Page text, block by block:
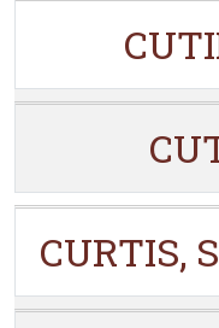
CURTIS,